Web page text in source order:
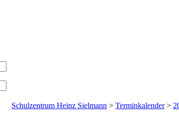
Schulzentrum Heinz Sielmann > Terminkalender>